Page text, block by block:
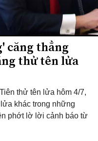
căng thẳng
thử tên lửa
thử tên lửa hôm 4/7,
khác trong những
phớt lờ lời cảnh báo từ